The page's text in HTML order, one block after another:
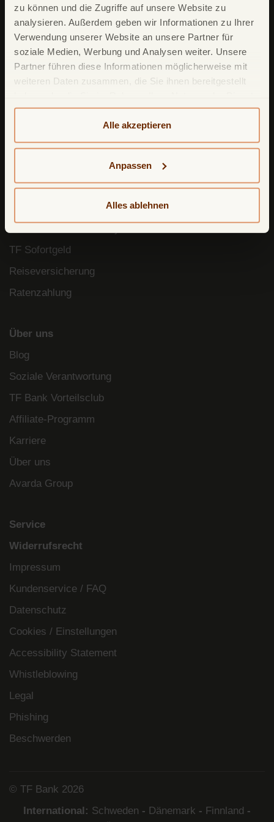
zu können und die Zugriffe auf unsere Website zu
analysieren. Außerdem geben wir Informationen zu Ihrer
Verwendung unserer Website an unsere Partner für
soziale Medien, Werbung und Analysen weiter. Unsere
Partner führen diese Informationen möglicherweise mit
weiteren Daten zusammen, die Sie ihnen bereitgestellt
gesammelt haben. Weitere detailliertere Informationen
finden Sie in unsererDatenschutzerklärung
Cookie-Policy. Das Impressum können Siehier
Alle akzeptieren
Anpassen
Alles ablehnen
TF Bank Festgeld
TF Bank Ratenkredit
Google Pay
Freunde werben Freunde
Mastercard ID Check
TF Sofortgeld
Reiseversicherung
Ratenzahlung
Über uns
Blog
Soziale Verantwortung
TF Bank Vorteilsclub
Affiliate-Programm
Karriere
Über uns
Avarda Group
Service
Widerrufsrecht
Impressum
Kundenservice / FAQ
Datenschutz
Cookies / Einstellungen
Accessibility Statement
Whistleblowing
Legal
Phishing
Beschwerden
© TF Bank 2026
International: Schweden - Dänemark - Finnland -